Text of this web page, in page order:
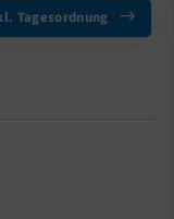
Tagesordnung